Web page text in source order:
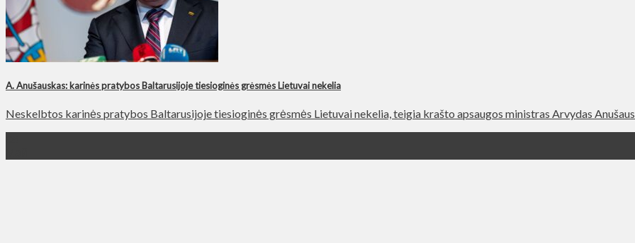
Пт, 07.08.2026
A. Anušauskas: karinės pratybos Baltarusijoje tiesioginės grėsmės Lietuvai nekelia
Neskelbtos karinės pratybos Baltarusijoje tiesioginės grėsmės Lietuvai nekelia, teigia krašto apsaugos ministras Arvydas